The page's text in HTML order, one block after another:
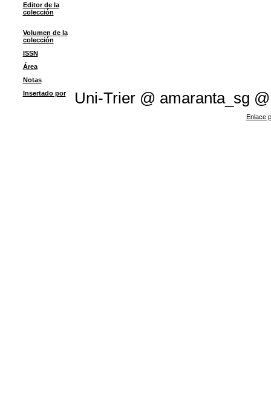
Editor de la
colección
Volumen de la
colección
ISSN
Área
Notas
Insertado por
Uni-Trier @ amaranta_sg @
Enlace